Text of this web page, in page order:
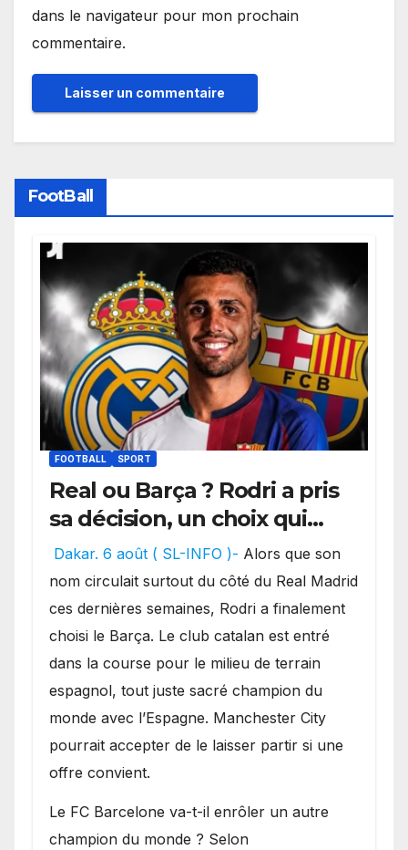
dans le navigateur pour mon prochain
commentaire.
FootBall
FOOTBALL SPORT
Real ou Barça ? Rodri a pris
sa décision, un choix qui
pourrait faire grand bruit
sur le marché des
transferts.
Dakar. 6 août ( SL-INFO )- Alors que son
nom circulait surtout du côté du Real Madrid
ces dernières semaines, Rodri a finalement
choisi le Barça. Le club catalan est entré
dans la course pour le milieu de terrain
espagnol, tout juste sacré champion du
monde avec l’Espagne. Manchester City
pourrait accepter de le laisser partir si une
offre convient.
​Le FC Barcelone va-t-il enrôler un autre
champion du monde ? Selon